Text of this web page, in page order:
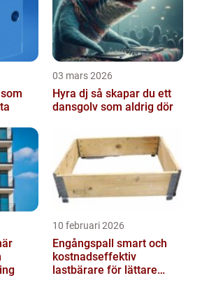
03 mars 2026
Hyra dj så skapar du ett
dansgolv som aldrig dör
10 februari 2026
Engångspall smart och
kostnadseffektiv
lastbärare för lättare